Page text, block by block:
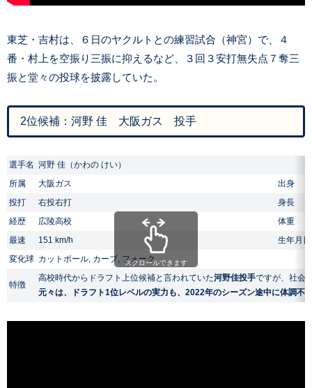
東芝・吉村は、６日のヤクルトとの練習試合（神宮）で、４
番・村上を空振り三振に抑えるなど、３回３安打無失点７奪三
振と堂々の投球を披露していた。
2位候補：河野 佳 大阪ガス 投手
選手名 河野 佳（かわの けい）
所属
大阪ガス
出身
投打
右投右打
身長
経歴
広陵高校
体重
最速
151 km/h
生年月日
変化球 カットボール, カーブ, フォーク
特徴
高校時代からドラフト上位候補と言われていた河野佳投手ですが、社会
元々は、ドラフト1位レベルの実力も、2022年のシーズン途中に体調
スクロールできます